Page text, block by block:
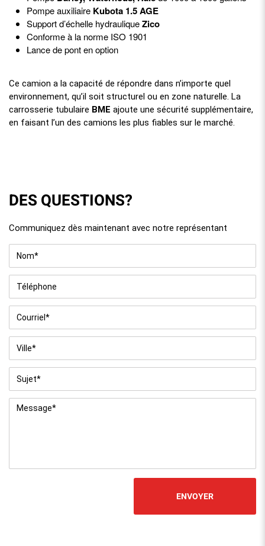
DES QUESTIONS?
Communiquez dès maintenant avec notre représentant
Nom *
Téléphone
Courriel *
Ville
Sujet
Message *
Pompe auxiliaire Kubota 1.5 AGE
Support d’échelle hydrauliqueZico
Conforme à la norme ISO 1901
Lance de pont en option
Ce camion a la capacité de répondre dans n’importe quel
environnement, qu’il soit structurel ou en zone naturelle. La
carrosserie tubulaire BME ajoute une sécurité supplémentaire,
en faisant l’un des camions les plus fiables sur le marché.